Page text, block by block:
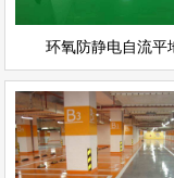
环氧防静电自流平
环氧平涂地坪
环氧地坪